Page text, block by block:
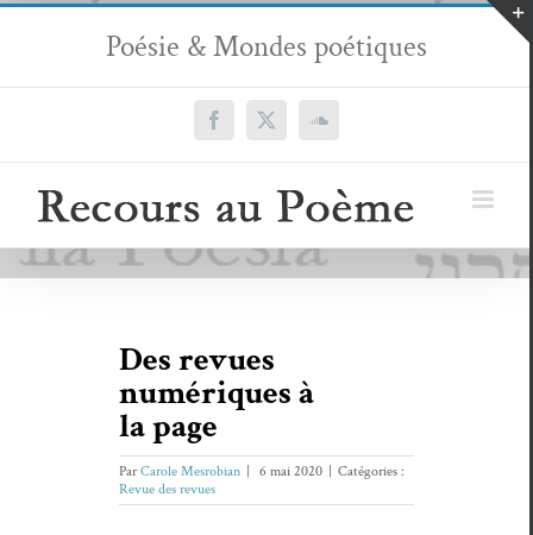
Passer
contenu
Poésie & Mondes poétiques
Facebook
X SoundCloud
Des revues
numériques à
la page
ParCarole Mesrobian 6 mai 2020
Catégories :
Revue des revues